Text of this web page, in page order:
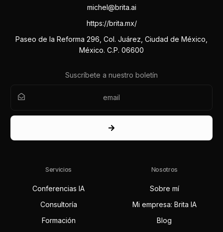
michel@brita.ai
https://brita.mx/
Paseo de la Reforma 296, Col. Juárez, Ciudad de México,
México. C.P. 06600
Suscríbete a nuestro boletín
Servicios
Conferencias IA
Consultoría
Formación
Nosotros
Sobre mí
Mi empresa: Brita IA
Blog